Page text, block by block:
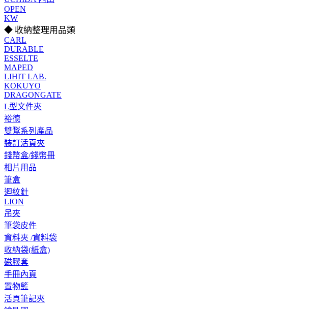
OPEN
KW
◆ 收納整理用品類
CARL
DURABLE
ESSELTE
MAPED
LIHIT LAB.
KOKUYO
DRAGONGATE
L型文件夾
裕德
雙鶖系列產品
裝訂活頁夾
錢幣盒/錢幣冊
相片用品
筆盒
迴紋針
LION
吊夾
筆袋皮件
資料夾 /資料袋
收納袋(紙盒)
磁膠套
手冊內頁
置物籃
活頁筆記夾